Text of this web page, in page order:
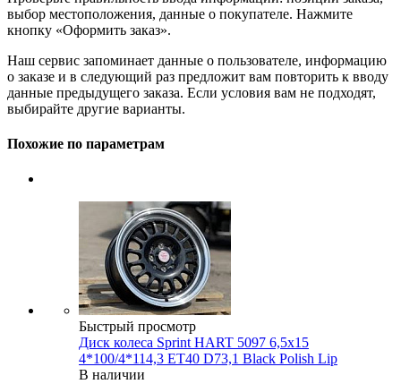
выбор местоположения, данные о покупателе. Нажмите
кнопку «Оформить заказ».
Наш сервис запоминает данные о пользователе, информацию
о заказе и в следующий раз предложит вам повторить к вводу
данные предыдущего заказа. Если условия вам не подходят,
выбирайте другие варианты.
Похожие по параметрам
Быстрый просмотр
Диск колеса Sprint HART 5097 6,5x15
4*100/4*114,3 ET40 D73,1 Black Polish Lip
В наличии